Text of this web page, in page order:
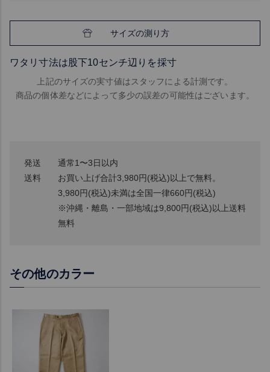
サイズの測り方
ワタリ寸法は股下10センチ辺りを採寸
上記のサイズの実寸値はスタッフによる計測です。
商品の個体差などによって多少の誤差の可能性はございます。
発送
通常1〜3日以内
送料
お買い上げ合計3,980円(税込)以上で無料。
3,980円(税込)未満は全国一律660円(税込)
※沖縄・離島・一部地域は9,800円(税込)以上送料
無料
その他のカラー